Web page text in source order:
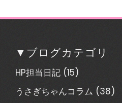
▼ブログカテゴリ
HP担当日記 (15)
うさぎちゃんコラム (38)